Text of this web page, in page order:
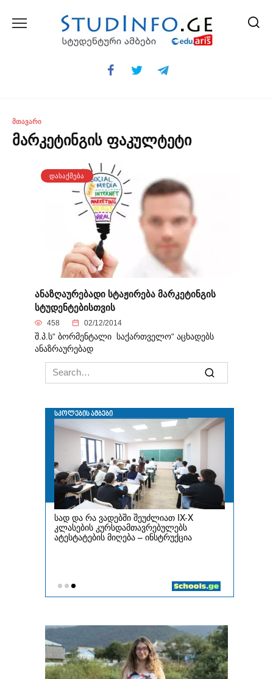
ᲛᲗᲐᲕᲐᲠᲘ
მარკეტინგის ფაკულტეტი
ᲓᲐᲡᲐᲥᲛᲔᲑᲐ
ანაზღაურებადი სტაჟირება მარკეტინგის
სტუდენტებისთვის
458 02/12/2014
შ.პ.ს“ ბორმენტალი საქართველო“ აცხადებს
ანაზრაურებად
Search
for: